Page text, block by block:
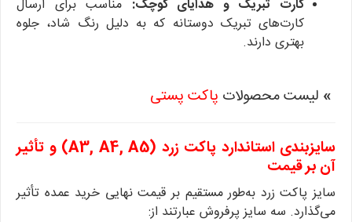
کارت تبریک و هدایای کوچک: مناسب برای ارسال
کارت‌های تبریک دوستانه که به دلیل رنگ شاد، جلوه
بهتری دارند.
» لیست محصولات پاکت پستی
سایزبندی استاندارد پاکت زرد (A3, A4, A5) و تأثیر
آن بر قیمت
سایز پاکت زرد به‌طور مستقیم بر قیمت نهایی خرید عمده تأثیر
می‌گذارد. سه سایز پرفروش عبارتند از: